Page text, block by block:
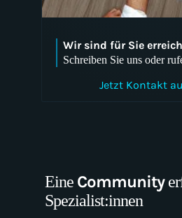
Wir sind für Sie
Schreiben Sie uns oder
Jetzt Kontakt
Eine Community
Spezialist:innen